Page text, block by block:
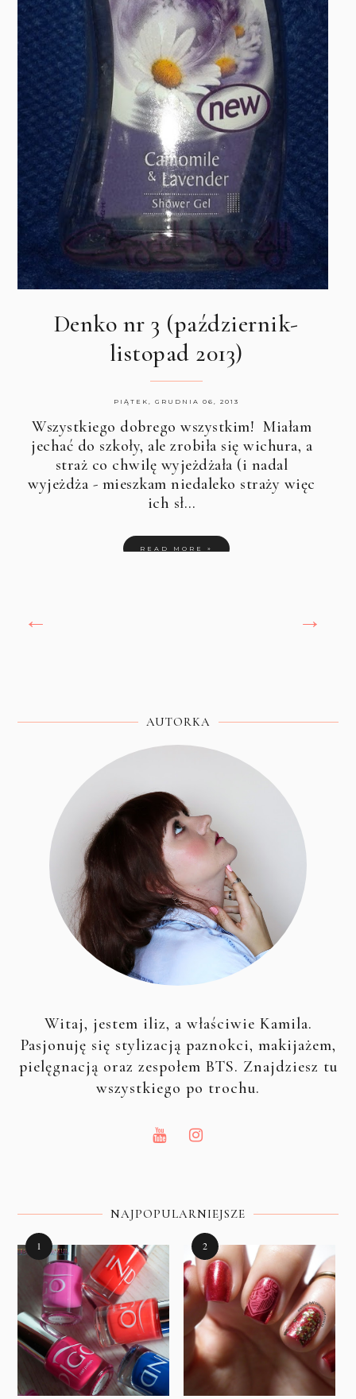
Denko nr 3 (październik-
listopad 2013)
PIĄTEK, GRUDNIA 06, 2013
Wszystkiego dobrego wszystkim! Miałam
jechać do szkoły, ale zrobiła się wichura, a
straż co chwilę wyjeżdżała (i nadal
wyjeżdża - mieszkam niedaleko straży więc
ich sł…
READ MORE »
← →
AUTORKA
Witaj, jestem iliz, a właściwie Kamila.
Pasjonuję się stylizacją paznokci, makijażem,
pielęgnacją oraz zespołem BTS. Znajdziesz tu
wszystkiego po trochu.
NAJPOPULARNIEJSZE